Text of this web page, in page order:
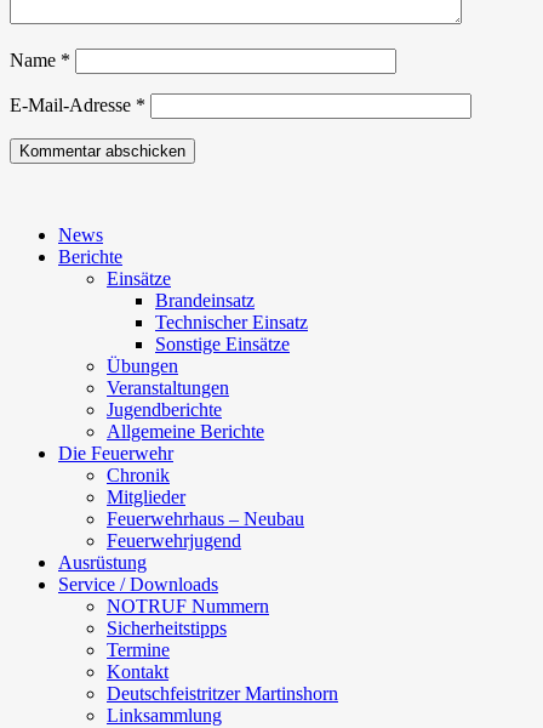
Name *
E-Mail-Adresse *
News
Berichte
Einsätze
Brandeinsatz
Technischer Einsatz
Sonstige Einsätze
Übungen
Veranstaltungen
Jugendberichte
Allgemeine Berichte
Die Feuerwehr
Chronik
Mitglieder
Feuerwehrhaus – Neubau
Feuerwehrjugend
Ausrüstung
Service / Downloads
NOTRUF Nummern
Sicherheitstipps
Termine
Kontakt
Deutschfeistritzer Martinshorn
Linksammlung